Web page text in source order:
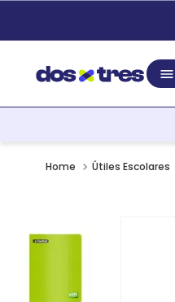
Útiles Escolares